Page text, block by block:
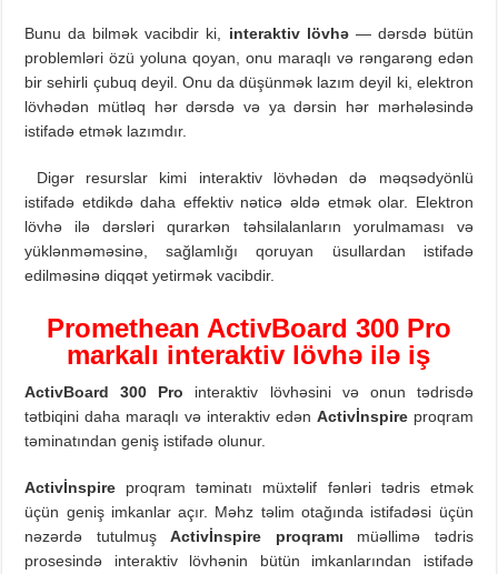
Bunu da bilmək vacibdir ki, interaktiv lövhə— dərsdə bütün
problemləri özü yoluna qoyan, onu maraqlı və rəngarəng edən
bir sehirli çubuq deyil. Onu da düşünmək lazım deyil ki, elektron
lövhədən mütləq hər dərsdə və ya dərsin hər mərhələsində
istifadə etmək lazımdır.
Digər resurslar kimi interaktiv lövhədən də məqsədyönlü
istifadə etdikdə daha effektiv nəticə əldə etmək olar. Elektron
lövhə ilə dərsləri qurarkən təhsilalanların yorulmaması və
yüklənməməsinə, sağlamlığı qoruyan üsullardan istifadə
edilməsinə diqqət yetirmək vacibdir.
Promethean ActivBoard 300 Pro
markalı interaktiv lövhə ilə iş
ActivBoard 300 Pro interaktiv lövhəsini və onun tədrisdə
tətbiqini daha maraqlı və interaktiv edən Activİnspireproqram
təminatından geniş istifadə olunur.
Activİnspire proqram təminatı müxtəlif fənləri tədris etmək
üçün geniş imkanlar açır. Məhz təlim otağında istifadəsi üçün
nəzərdə tutulmuşActivİnspire proqramı müəllimə tədris
prosesində interaktiv lövhənin bütün imkanlarından istifadə